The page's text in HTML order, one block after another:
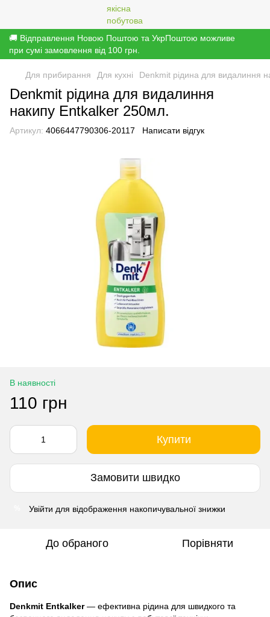
🚚 Відправлення Новою Поштою та УкрПоштою можливе
при сумі замовлення від 100 грн.
Для прибирання Для кухні Denkmit рідина для видалиння
Denkmit рідина для видалиння
накипу Entkalker 250мл.
Артикул: 4066447790306-20117 Написати відгук
В наявності
110 грн
Купити
Замовити швидко
Увійти для відображення накопичувальної знижки
До обраного Порівняти
Опис
Denkmit Entkalker— ефективна рідина для швидкого та